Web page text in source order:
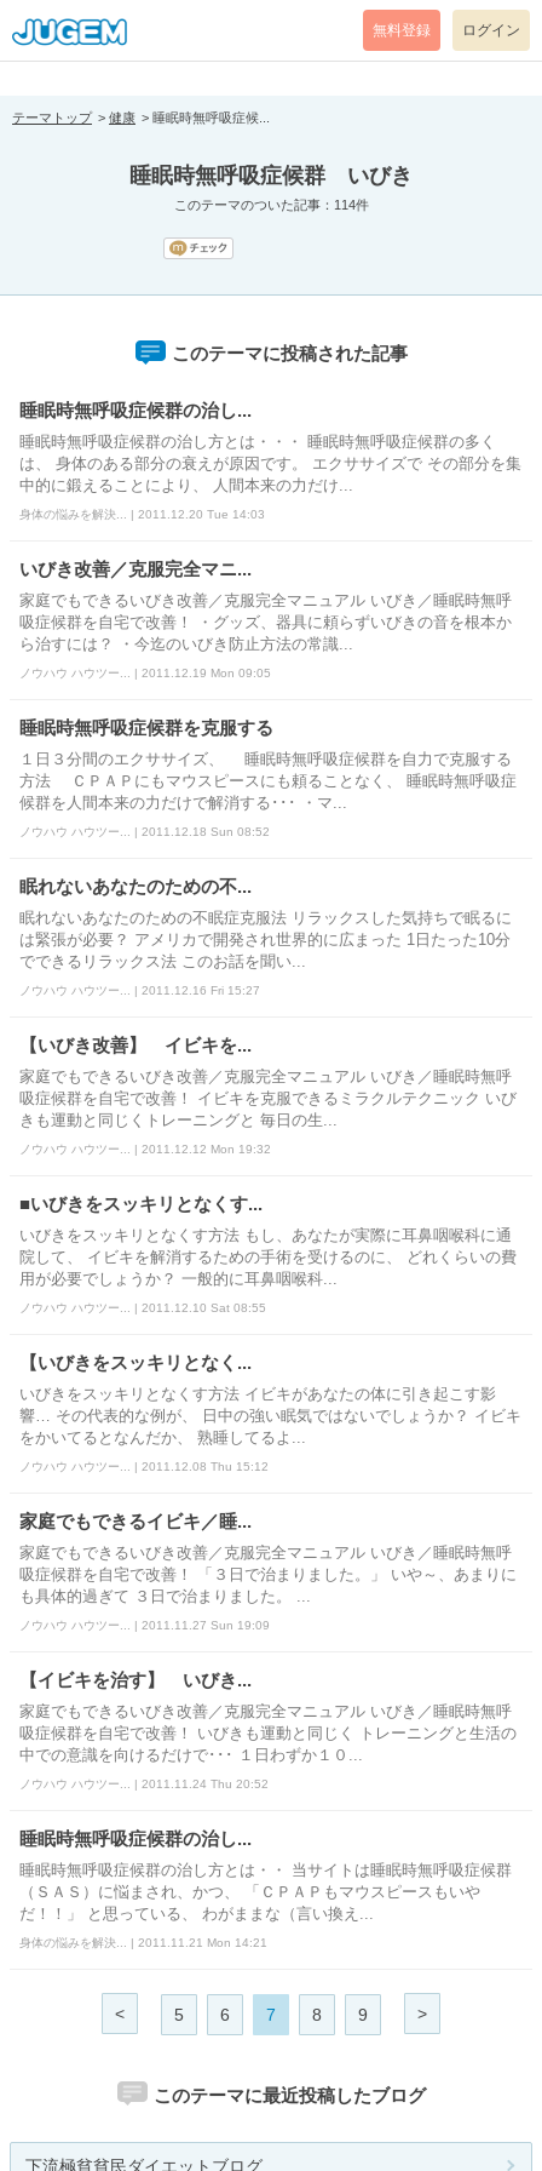
[pear_error: message="Success" code=0 mode=return level=notice
prefix="" info=""]
無料登録 ログイン
テーマトップ 健康 睡眠時無呼吸症候...
睡眠時無呼吸症候群 いびき
このテーマのついた記事：114件
このテーマに投稿された記事
睡眠時無呼吸症候群の治し...
睡眠時無呼吸症候群の治し方とは・・・ 睡眠時無呼吸症候群の多く
は、 身体のある部分の衰えが原因です。 エクササイズで その部分を集
中的に鍛えることにより、 人間本来の力だけ...
身体の悩みを解決... | 2011.12.20 Tue 14:03
いびき改善／克服完全マニ...
家庭でもできるいびき改善／克服完全マニュアル いびき／睡眠時無呼
吸症候群を自宅で改善！ ・グッズ、器具に頼らずいびきの音を根本か
ら治すには？ ・今迄のいびき防止方法の常識...
ノウハウ ハウツー... | 2011.12.19 Mon 09:05
睡眠時無呼吸症候群を克服する
１日３分間のエクササイズ、 睡眠時無呼吸症候群を自力で克服する
方法 ＣＰＡＰにもマウスピースにも頼ることなく、 睡眠時無呼吸症
候群を人間本来の力だけで解消する･･･ ・マ...
ノウハウ ハウツー... | 2011.12.18 Sun 08:52
眠れないあなたのための不...
眠れないあなたのための不眠症克服法 リラックスした気持ちで眠るに
は緊張が必要？ アメリカで開発され世界的に広まった 1日たった10分
でできるリラックス法 このお話を聞い...
ノウハウ ハウツー... | 2011.12.16 Fri 15:27
【いびき改善】 イビキを...
家庭でもできるいびき改善／克服完全マニュアル いびき／睡眠時無呼
吸症候群を自宅で改善！ イビキを克服できるミラクルテクニック いび
きも運動と同じくトレーニングと 毎日の生...
ノウハウ ハウツー... | 2011.12.12 Mon 19:32
■いびきをスッキリとなくす...
いびきをスッキリとなくす方法 もし、あなたが実際に耳鼻咽喉科に通
院して、 イビキを解消するための手術を受けるのに、 どれくらいの費
用が必要でしょうか？ 一般的に耳鼻咽喉科...
ノウハウ ハウツー... | 2011.12.10 Sat 08:55
【いびきをスッキリとなく...
いびきをスッキリとなくす方法 イビキがあなたの体に引き起こす影
響… その代表的な例が、 日中の強い眠気ではないでしょうか？ イビキ
をかいてるとなんだか、 熟睡してるよ...
ノウハウ ハウツー... | 2011.12.08 Thu 15:12
家庭でもできるイビキ／睡...
家庭でもできるいびき改善／克服完全マニュアル いびき／睡眠時無呼
吸症候群を自宅で改善！ 「３日で治まりました。」 いや～、あまりに
も具体的過ぎて ３日で治まりました。 ...
ノウハウ ハウツー... | 2011.11.27 Sun 19:09
【イビキを治す】 いびき...
家庭でもできるいびき改善／克服完全マニュアル いびき／睡眠時無呼
吸症候群を自宅で改善！ いびきも運動と同じく トレーニングと生活の
中での意識を向けるだけで･･･ １日わずか１０...
ノウハウ ハウツー... | 2011.11.24 Thu 20:52
睡眠時無呼吸症候群の治し...
睡眠時無呼吸症候群の治し方とは・・ 当サイトは睡眠時無呼吸症候群
（ＳＡＳ）に悩まされ、かつ、 「ＣＰＡＰもマウスピースもいや
だ！！」 と思っている、 わがままな（言い換え...
身体の悩みを解決... | 2011.11.21 Mon 14:21
< 5 6 7 8 9 >
このテーマに最近投稿したブログ
下流極貧貧民ダイエットブログ